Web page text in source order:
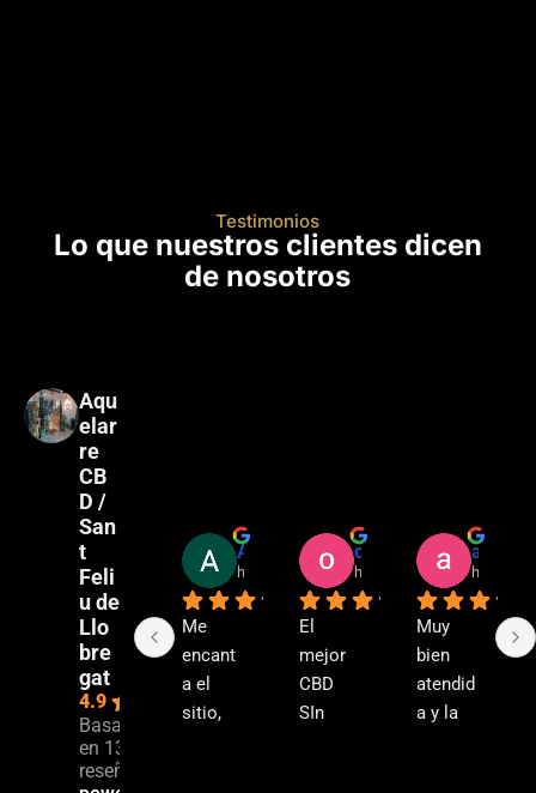
Testimonios
Lo que nuestros clientes dicen
de nosotros
Aqu
elar
re
CB
D /
San
t
Feli
u de
Llo
bre
gat
4.9
Basado
en 134
reseñas.
hace 2 años
Me
encant
a el
sitio,
hace 2 años
El
mejor
CBD
SIn
hace 2
Muy
bien
atendid
a y la